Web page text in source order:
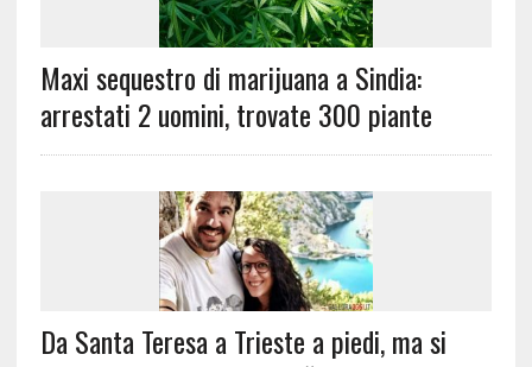
Maxi sequestro di marijuana a Sindia:
arrestati 2 uomini, trovate 300 piante
Da Santa Teresa a Trieste a piedi, ma si